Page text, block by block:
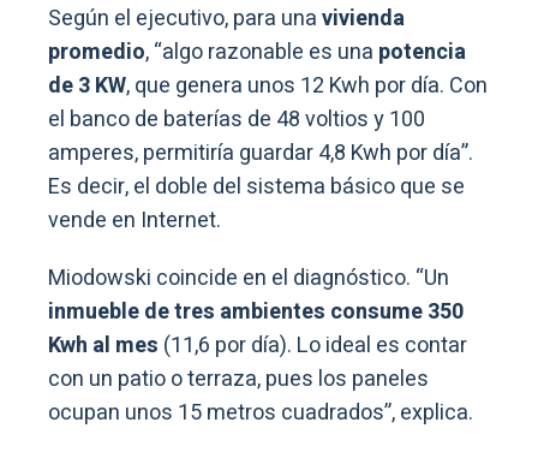
Según el ejecutivo, para unavivienda
promedio, “algo razonable es una potencia
de 3 KW, que genera unos 12 Kwh por día. Con
el banco de baterías de 48 voltios y 100
amperes, permitiría guardar 4,8 Kwh por día”.
Es decir, el doble del sistema básico que se
vende en Internet.
Miodowski coincide en el diagnóstico. “Un
inmueble de tres ambientes consume 350
Kwh al mes (11,6 por día). Lo ideal es contar
con un patio o terraza, pues los paneles
ocupan unos 15 metros cuadrados”, explica.